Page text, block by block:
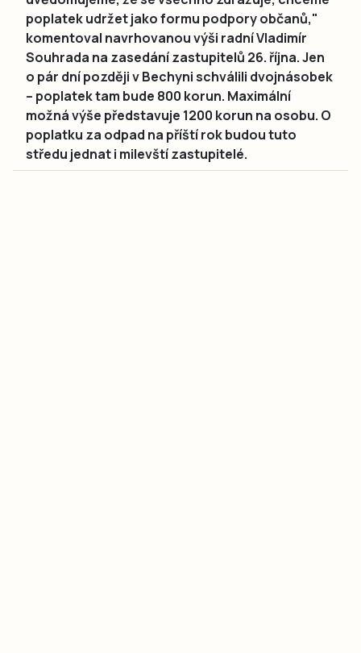
poplatek udržet jako formu podpory občanů,"
komentoval navrhovanou výši radní Vladimír
Souhrada na zasedání zastupitelů 26. října. Jen
o pár dní později v Bechyni schválili dvojnásobek
– poplatek tam bude 800 korun. Maximální
možná výše představuje 1200 korun na osobu. O
poplatku za odpad na příští rok budou tuto
středu jednat i milevští zastupitelé.